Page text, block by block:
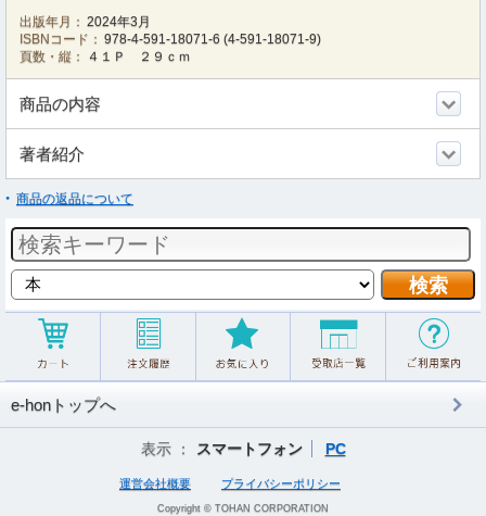
出版年月： 2024年3月
ISBNコード： 978-4-591-18071-6 (4-591-18071-9)
頁数・縦：
４１Ｐ ２９ｃｍ
商品の内容
著者紹介
商品の返品について
e-honトップへ
表示 ： スマートフォン PC
運営会社概要 プライバシーポリシー
Copyright © TOHAN CORPORATION